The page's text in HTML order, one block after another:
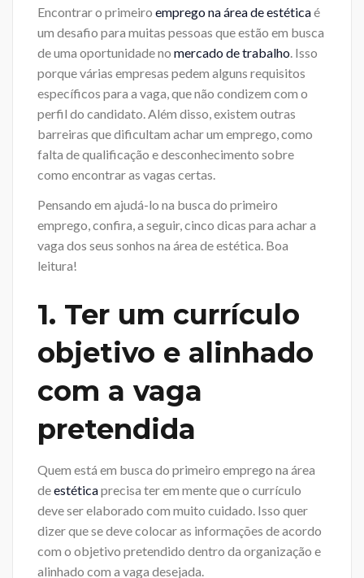
Encontrar o primeiro emprego na área de estéticaé
um desafio para muitas pessoas que estão em busca
de uma oportunidade no mercado de trabalho . Isso
porque várias empresas pedem alguns requisitos
específicos para a vaga, que não condizem com o
perfil do candidato. Além disso, existem outras
barreiras que dificultam achar um emprego, como
falta de qualificação e desconhecimento sobre
como encontrar as vagas certas.
Pensando em ajudá-lo na busca do primeiro
emprego, confira, a seguir, cinco dicas para achar a
vaga dos seus sonhos na área de estética. Boa
leitura!
1. Ter um currículo
objetivo e alinhado
com a vaga
pretendida
Quem está em busca do primeiro emprego na área
deestéticaprecisa ter em mente que o currículo
deve ser elaborado com muito cuidado. Isso quer
dizer que se deve colocar as informações de acordo
com o objetivo pretendido dentro da organização e
alinhado com a vaga desejada.